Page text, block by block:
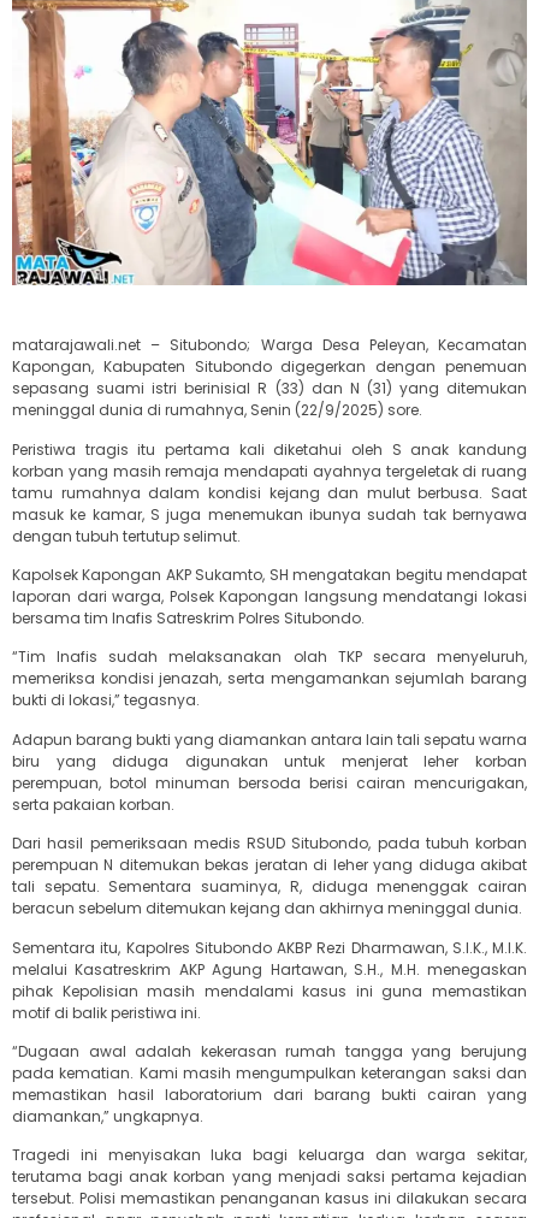
matarajawali.net – Situbondo; Warga Desa Peleyan, Kecamatan
Kapongan, Kabupaten Situbondo digegerkan dengan penemuan
sepasang suami istri berinisial R (33) dan N (31) yang ditemukan
meninggal dunia di rumahnya, Senin (22/9/2025) sore.
Peristiwa tragis itu pertama kali diketahui oleh S anak kandung
korban yang masih remaja mendapati ayahnya tergeletak di ruang
tamu rumahnya dalam kondisi kejang dan mulut berbusa. Saat
masuk ke kamar, S juga menemukan ibunya sudah tak bernyawa
dengan tubuh tertutup selimut.
Kapolsek Kapongan AKP Sukamto, SH mengatakan begitu mendapat
laporan dari warga, Polsek Kapongan langsung mendatangi lokasi
bersama tim Inafis Satreskrim Polres Situbondo.
“Tim Inafis sudah melaksanakan olah TKP secara menyeluruh,
memeriksa kondisi jenazah, serta mengamankan sejumlah barang
bukti di lokasi,” tegasnya.
Adapun barang bukti yang diamankan antara lain tali sepatu warna
biru yang diduga digunakan untuk menjerat leher korban
perempuan, botol minuman bersoda berisi cairan mencurigakan,
serta pakaian korban.
Dari hasil pemeriksaan medis RSUD Situbondo, pada tubuh korban
perempuan N ditemukan bekas jeratan di leher yang diduga akibat
tali sepatu. Sementara suaminya, R, diduga menenggak cairan
beracun sebelum ditemukan kejang dan akhirnya meninggal dunia.
Sementara itu, Kapolres Situbondo AKBP Rezi Dharmawan, S.I.K., M.I.K.
melalui Kasatreskrim AKP Agung Hartawan, S.H., M.H. menegaskan
pihak Kepolisian masih mendalami kasus ini guna memastikan
motif di balik peristiwa ini.
“Dugaan awal adalah kekerasan rumah tangga yang berujung
pada kematian. Kami masih mengumpulkan keterangan saksi dan
memastikan hasil laboratorium dari barang bukti cairan yang
diamankan,” ungkapnya.
Tragedi ini menyisakan luka bagi keluarga dan warga sekitar,
terutama bagi anak korban yang menjadi saksi pertama kejadian
tersebut. Polisi memastikan penanganan kasus ini dilakukan secara